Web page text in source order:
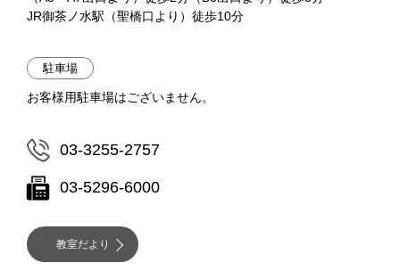
JR御茶ノ水駅（聖橋口より）徒歩10分
駐車場
お客様用駐車場はございません。
03-3255-2757
03-5296-6000
教室だより